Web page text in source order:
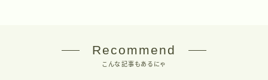
Recommend
こんな記事もあるにゃ